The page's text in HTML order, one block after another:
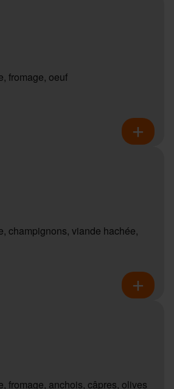
fromage, oeuf
champignons, viande hachée,
fromage, anchois, câpres, olives